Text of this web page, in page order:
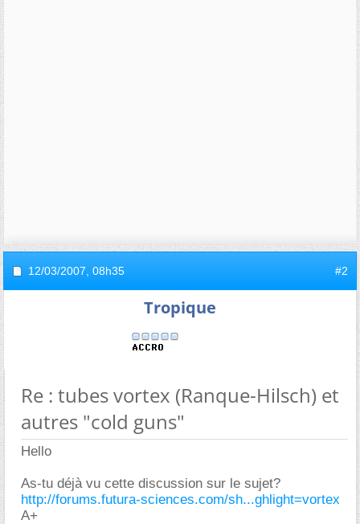
12/03/2007, 08h35 #2
Tropique
Re : tubes vortex (Ranque-Hilsch) et
autres "cold guns"
Hello
As-tu déjà vu cette discussion sur le sujet?
http://forums.futura-sciences.com/sh...ghlight=vortex
A+